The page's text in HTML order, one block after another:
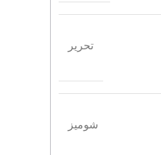
تحریر
شومیز